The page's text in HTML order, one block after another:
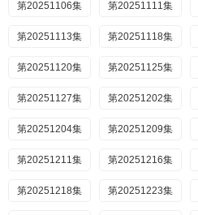
第20251106集 第20251111集
第20251113集 第20251118集
第20251120集 第20251125集
第20251127集 第20251202集
第20251204集 第20251209集
第20251211集 第20251216集
第20251218集 第20251223集